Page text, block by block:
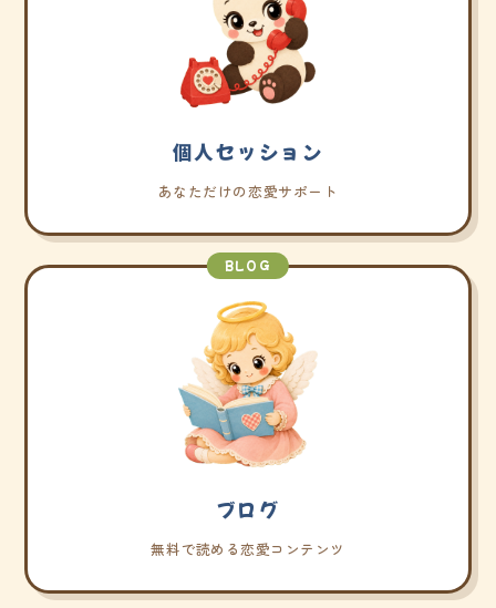
個人セッション
あなただけの恋愛サポート
BLOG
ブログ
無料で読める恋愛コンテンツ